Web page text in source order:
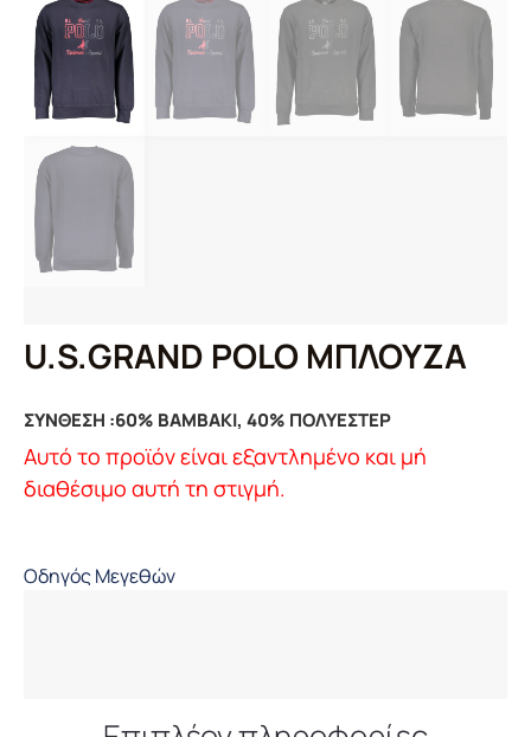
U.S.GRAND POLO ΜΠΛΟΥΖΑ
ΣΥΝΘΕΣΗ :60% ΒΑΜΒΑΚΙ, 40% ΠΟΛΥΕΣΤΕΡ
Αυτό το προϊόν είναι εξαντλημένο και μή
διαθέσιμο αυτή τη στιγμή.
Οδηγός Μεγεθών